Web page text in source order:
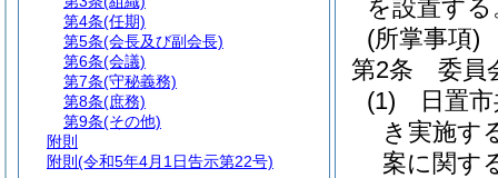
を設置する
(所掌事項)
第2条
委員
(1)
日置
き実施す
案に関す
第4条(任期)
第5条(会長及び副会長)
第6条(会議)
第7条(守秘義務)
第8条(庶務)
第9条(その他)
附則
附則 (令和5年4月1日告示第22号)